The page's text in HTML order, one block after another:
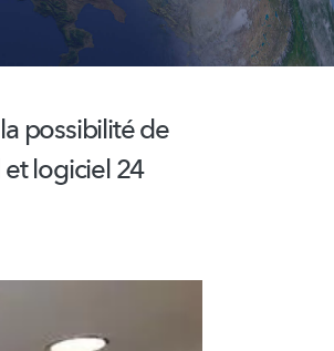
possibilité de
logiciel 24